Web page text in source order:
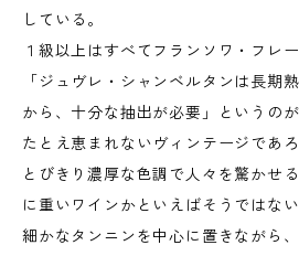
している。
１級以上はすべてフランソワ・フレ
「ジュヴレ・シャンベルタンは長期
から、十分な抽出が必要」というの
たとえ恵まれないヴィンテージであ
とびきり濃厚な色調で人々を驚かせ
に重いワインかといえばそうではな
細かなタンニンを中心に置きながら